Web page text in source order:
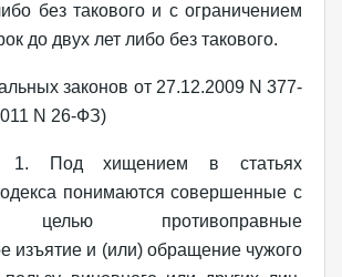
без такового и с ограничением
до двух лет либо без такового.
законов от 27.12.2009 N 377-
N 26-ФЗ)
1. Под хищением в статьях
понимаются совершенные с
целью противоправные
изъятие и (или) обращение чужого